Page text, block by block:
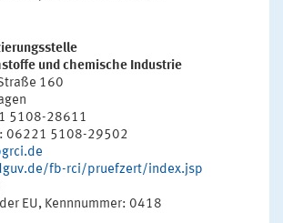
und chemische Industrie
160
5108-28611
06221 5108-29502
fb-rci/pruefzert/index.jsp
EU, Kennnummer: 0418